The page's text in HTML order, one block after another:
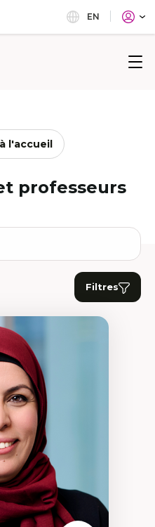
EN
l'accueil
professeurs
Filtres